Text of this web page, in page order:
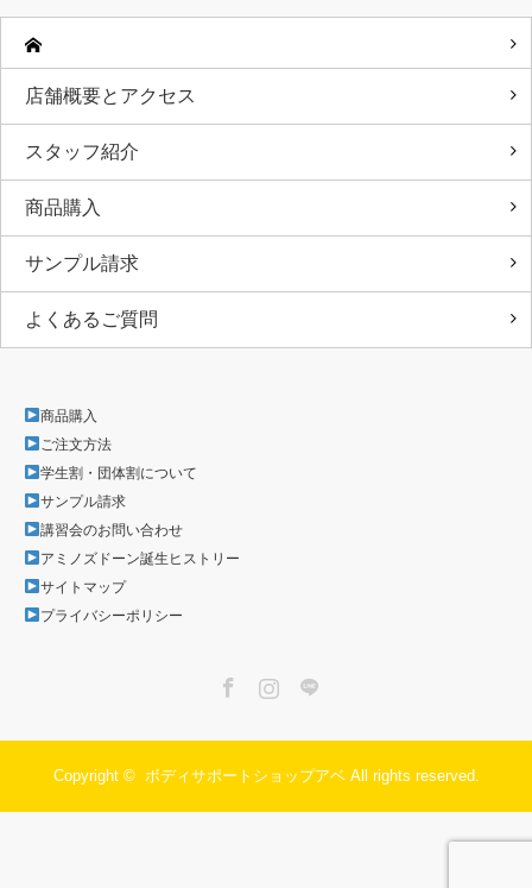
店舗概要とアクセス
スタッフ紹介
商品購入
サンプル請求
よくあるご質問
商品購入
ご注文方法
学生割・団体割について
サンプル請求
講習会のお問い合わせ
アミノズドーン誕生ヒストリー
サイトマップ
プライバシーポリシー
Copyright © ボディサポートショップアベAll rights reserved.